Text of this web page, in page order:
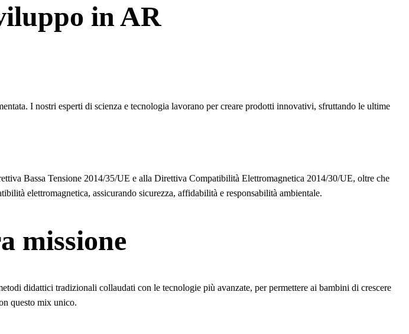
in AR
I nostri esperti di scienza e tecnologia lavorano per creare prodotti innovativi, sfruttando le ultime
Bassa Tensione 2014/35/UE e alla Direttiva Compatibilità Elettromagnetica 2014/30/UE, oltre che
elettromagnetica, assicurando sicurezza, affidabilità e responsabilità ambientale.
missione
didattici tradizionali collaudati con le tecnologie più avanzate, per permettere ai bambini di crescere
questo mix unico.